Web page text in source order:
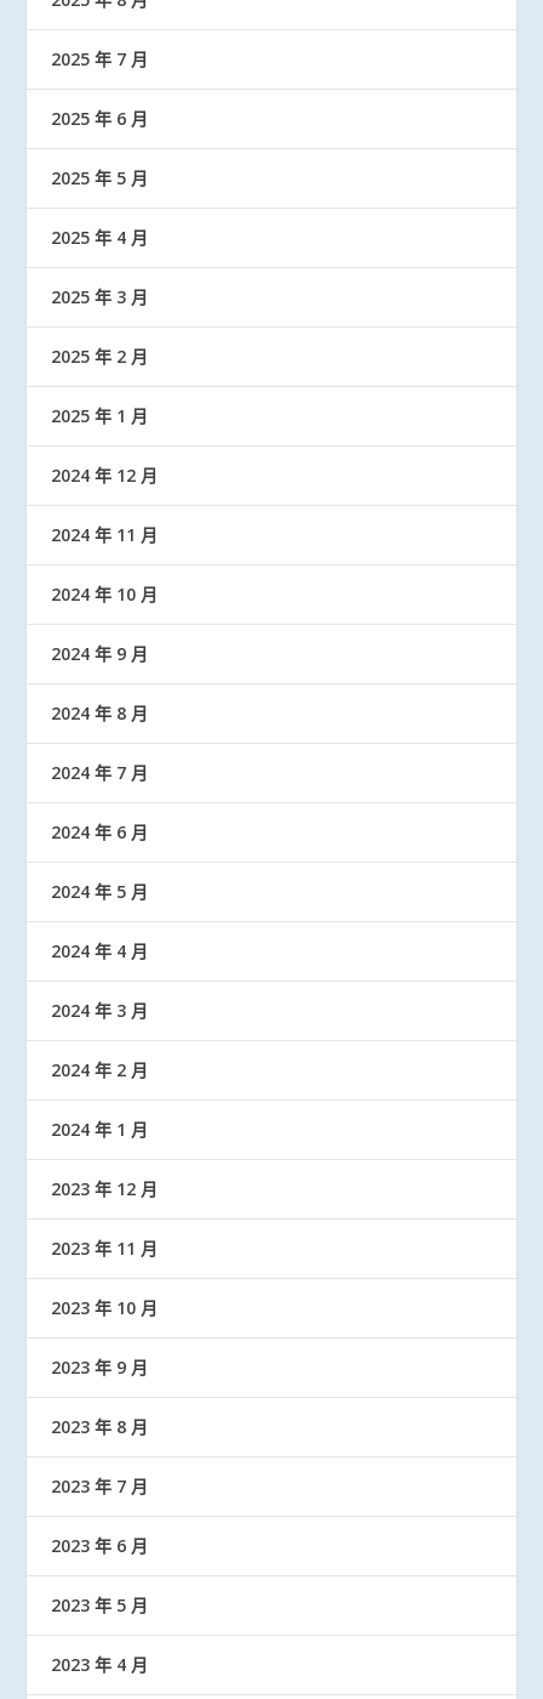
2025 年 7 月
2025 年 6 月
2025 年 5 月
2025 年 4 月
2025 年 3 月
2025 年 2 月
2025 年 1 月
2024 年 12 月
2024 年 11 月
2024 年 10 月
2024 年 9 月
2024 年 8 月
2024 年 7 月
2024 年 6 月
2024 年 5 月
2024 年 4 月
2024 年 3 月
2024 年 2 月
2024 年 1 月
2023 年 12 月
2023 年 11 月
2023 年 10 月
2023 年 9 月
2023 年 8 月
2023 年 7 月
2023 年 6 月
2023 年 5 月
2023 年 4 月